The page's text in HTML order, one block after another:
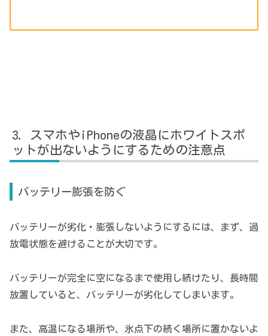
スマホやiPhoneの液晶にホワイトスポ
ットが出ないようにするための注意点
バッテリー膨張を防ぐ
バッテリーが劣化・膨張しないようにするには、まず、過
放電状態を避けることが大切です。
バッテリーが完全に空になるまで使用し続けたり、長時間
放置していると、バッテリーが劣化してしまいます。
また、高温になる場所や、氷点下の続く場所に置かないよ